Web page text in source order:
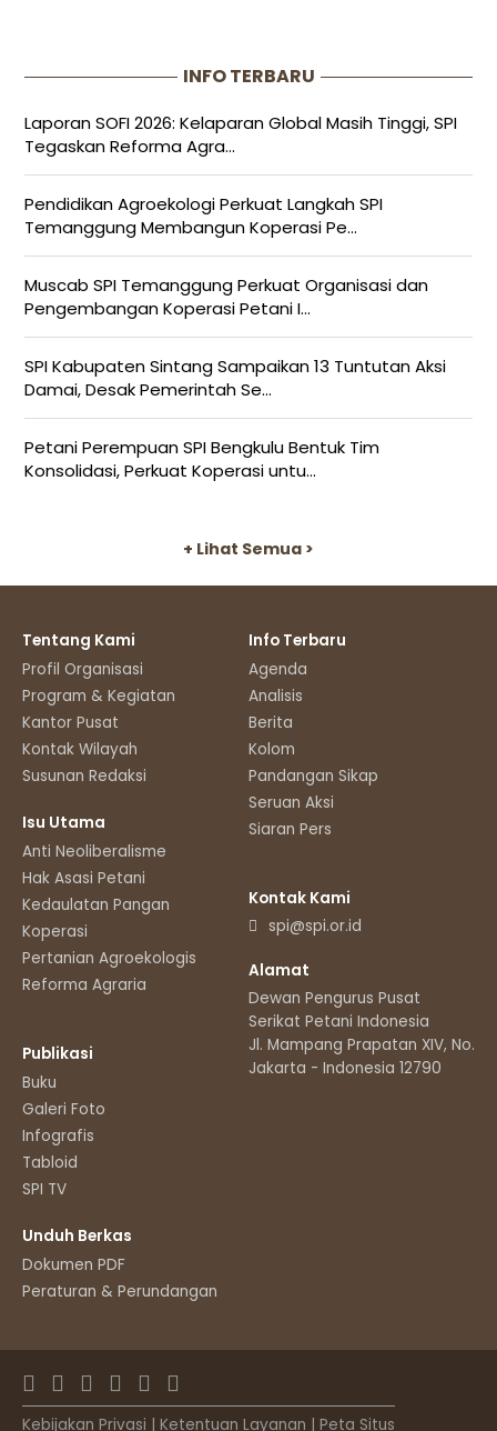
INFO TERBARU
Laporan SOFI 2026: Kelaparan Global Masih Tinggi, SPI
Tegaskan Reforma Agra...
Pendidikan Agroekologi Perkuat Langkah SPI
Temanggung Membangun Koperasi Pe...
Muscab SPI Temanggung Perkuat Organisasi dan
Pengembangan Koperasi Petani I...
SPI Kabupaten Sintang Sampaikan 13 Tuntutan Aksi
Damai, Desak Pemerintah Se...
Petani Perempuan SPI Bengkulu Bentuk Tim
Konsolidasi, Perkuat Koperasi untu...
+ Lihat Semua >
Tentang Kami
Profil Organisasi
Program & Kegiatan
Kantor Pusat
Kontak Wilayah
Susunan Redaksi
Isu Utama
Anti Neoliberalisme
Hak Asasi Petani
Kedaulatan Pangan
Koperasi
Pertanian Agroekologis
Reforma Agraria
Publikasi
Buku
Galeri Foto
Infografis
Tabloid
SPI TV
Unduh Berkas
Dokumen PDF
Peraturan & Perundangan
Info Terbaru
Agenda
Analisis
Berita
Kolom
Pandangan Sikap
Seruan Aksi
Siaran Pers
Kontak Kami
spi@spi.or.id
Alamat
Dewan Pengurus Pusat
Serikat Petani Indonesia
Jl. Mampang Prapatan XIV, No.11
Jakarta - Indonesia 12790
Kebijakan Privasi Ketentuan Layanan Peta Situs